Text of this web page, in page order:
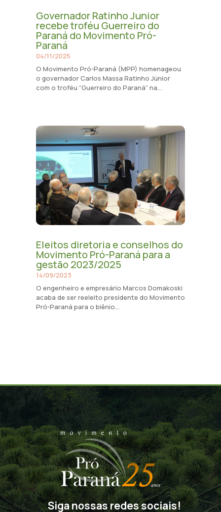
Governador Ratinho Junior
recebe troféu Guerreiro do
Paraná do Movimento Pró-
Paraná
04/11/2025
O Movimento Pró-Paraná (MPP) homenageou
o governador Carlos Massa Ratinho Júnior
com o troféu “Guerreiro do Paraná” na...
Eleitos diretoria e conselhos do
Movimento Pró-Paraná para a
gestão 2023/2025
14/09/2023
O engenheiro e empresário Marcos Domakoski
acaba de ser reeleito presidente do Movimento
Pró-Paraná para o biênio...
Siga nossas redes sociais!